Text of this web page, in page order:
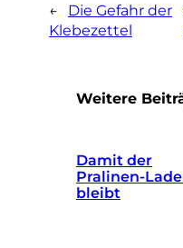
←
Die Gefahr der
Klebezettel
Weitere
Damit der
Pralinen-
bleibt